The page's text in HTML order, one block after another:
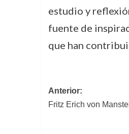
estudio y
fuente de
que han
Anterior:
Fritz Erich von